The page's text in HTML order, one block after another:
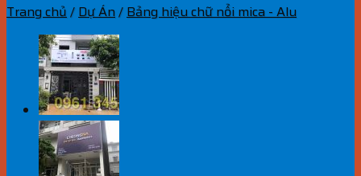
Trang chủ / Dự Án/ Bảng hiệu chữ nổi mica - Alu